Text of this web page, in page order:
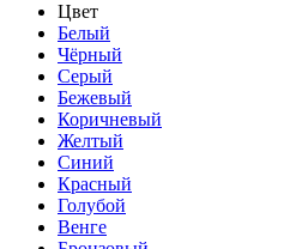
Цвет
Белый
Чёрный
Серый
Бежевый
Коричневый
Желтый
Синий
Красный
Голубой
Венге